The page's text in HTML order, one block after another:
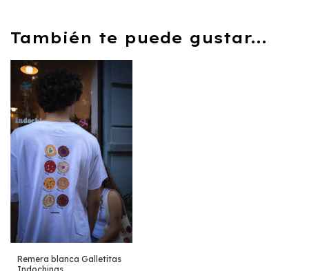
También te puede gustar...
Remera blanca Galletitas